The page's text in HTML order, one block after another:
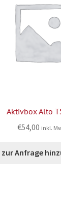
Aktivbox Alto
€54,00 inkl.
zur Anfrage